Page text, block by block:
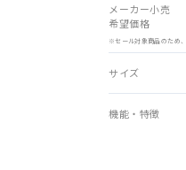
メーカー小売
希望価格
※セール対象商品のため
サイズ
機能・特徴